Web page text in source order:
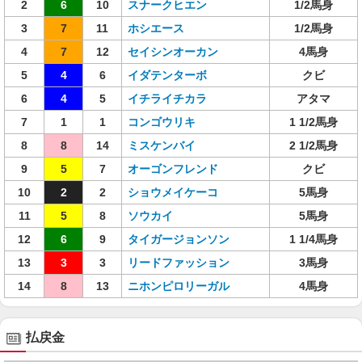
2 6 10 スナークヒエン
1/2馬身
3
7 11 ホシエース
1/2馬身
4
7 12 セイシンオーカン
4馬身
5
4 6 イダテンターボ
クビ
6
4 5 イチライチカラ
アタマ
7
1 1 コンゴウリキ
1 1/2馬身
8
8 14 ミスケンバイ
2 1/2馬身
9
5 7 オーゴンフレンド
クビ
10
2 2 ショウメイケーコ
5馬身
11
5 8 ソウカイ
5馬身
12
6 9 タイガージョンソン
1 1/4馬身
13
3 3 リードファッション
3馬身
14
8 13 ニホンピロリーガル 4馬身
払戻金